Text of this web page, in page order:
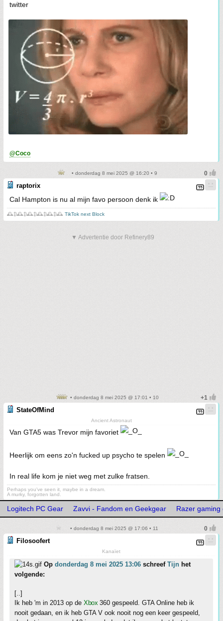
twitter
@Coco
• donderdag 8 mei 2025 @ 16:20 • 9
raptorix
Cal Hampton is nu al mijn favo persoon denk ik
🕰️₿🕰️₿🕰️₿🕰️₿🕰️₿🕰️ TikTok next Block
▼ Advertentie door Refinery89
• donderdag 8 mei 2025 @ 17:01 • 10
StateOfMind
Ancient Astronaut
Van GTA5 was Trevor mijn favoriet
Heerlijk om eens zo'n fucked up psycho te spelen
In real life kom je niet weg met zulke fratsen.
Perhaps you've seen it, maybe in a dream.
A murky, forgotten land.
Logitech PC Gear Zavvi - Fandom en Geekgear Razer gaming
• donderdag 8 mei 2025 @ 17:06 • 11
Filosoofert
Kanaïet
Op donderdag 8 mei 2025 13:06 schreef Tijn het
volgende:
[..]
Ik heb 'm in 2013 op de Xbox 360 gespeeld. GTA Online heb ik
nooit gedaan, en ik heb GTA V ook nooit nog een keer gespeeld,